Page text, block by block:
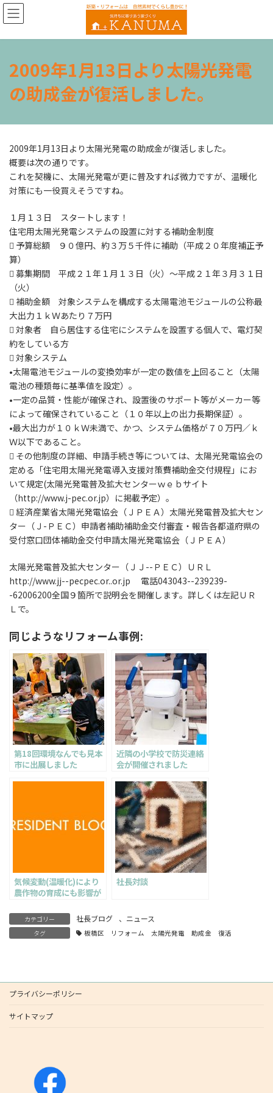
コ
ン
ン
ナ
ビ
ー
2009年1月13日より太陽光発電
の助成金が復活しました。
2009年1月13日より太陽光発電の助成金が復活しました。
概要は次の通りです。
これを契機に、太陽光発電が更に普及すれば微力ですが、温暖化
対策にも一役買えそうですね。
１月１３日 スタートします！
住宅用太陽光発電システムの設置に対する補助金制度
 予算総額 ９０億円、約３万５千件に補助（平成２０年度補正予
算）
 募集期間 平成２１年１月１３日（火）～平成２１年３月３１日
（火）
 補助金額 対象システムを構成する太陽電池モジュールの公称最
大出力１ｋＷあたり７万円
 対象者 自ら居住する住宅にシステムを設置する個人で、電灯契
約をしている方
 対象システム
•太陽電池モジュールの変換効率が一定の数値を上回ること（太陽
電池の種類毎に基準値を設定）。
•一定の品質・性能が確保され、設置後のサポート等がメーカー等
によって確保されていること（１０年以上の出力長期保証）。
•最大出力が１０ｋＷ未満で、かつ、システム価格が７０万円／ｋ
Ｗ以下であること。
 その他制度の詳細、申請手続き等については、太陽光発電協会の
定める「住宅用太陽光発電導入支援対策費補助金交付規程」にお
いて規定(太陽光発電普及拡大センターｗｅｂサイト
（http://www.j-pec.or.jp）に掲載予定）。
 経済産業省太陽光発電協会（ＪＰＥＡ）太陽光発電普及拡大セン
ター（Ｊ-ＰＥＣ）申請者補助補助金交付審査・報告各都道府県の
受付窓口団体補助金交付申請太陽光発電協会（ＪＰＥＡ）
太陽光発電普及拡大センター（ＪＪ--ＰＥＣ）ＵＲＬ
http://www.jj--pecpec.or..or.jp 電話043043--239239-
-62006200全国９箇所で説明会を開催します。詳しくは左記ＵＲ
Ｌで。
同じようなリフォーム事例:
第18回環境なんでも見本
市に出展しました
近隣の小学校で防災連絡
会が開催されました
気候変動(温暖化)により
農作物の育成にも影響が
社長対談
カテゴリー 社長ブログ 、 ニュース
タグ 板橋区 リフォーム 太陽光発電 助成金 復活
プライバシーポリシー
サイトマップ